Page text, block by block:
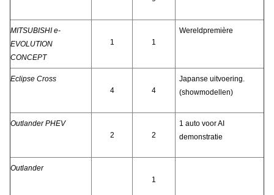
MITSUBISHI e-
EVOLUTION
CONCEPT
1 1
Wereldpremière
Eclipse Cross
4
4
Japanse uitvoering.
(showmodellen)
Outlander PHEV
2
2
1 auto voor AI
demonstratie
Outlander
1